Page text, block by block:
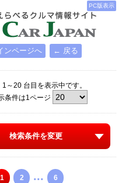
PC版表示
ンページへ ← 戻る
～20 台目を表示中です。
条件は1ページ
検索条件を変更
1 2 ... 6